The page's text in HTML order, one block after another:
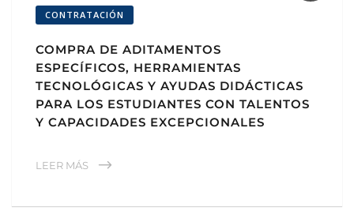
CONTRATACIÓN
COMPRA DE ADITAMENTOS
ESPECÍFICOS, HERRAMIENTAS
TECNOLÓGICAS Y AYUDAS DIDÁCTICAS
PARA LOS ESTUDIANTES CON TALENTOS
Y CAPACIDADES EXCEPCIONALES
LEER MÁS